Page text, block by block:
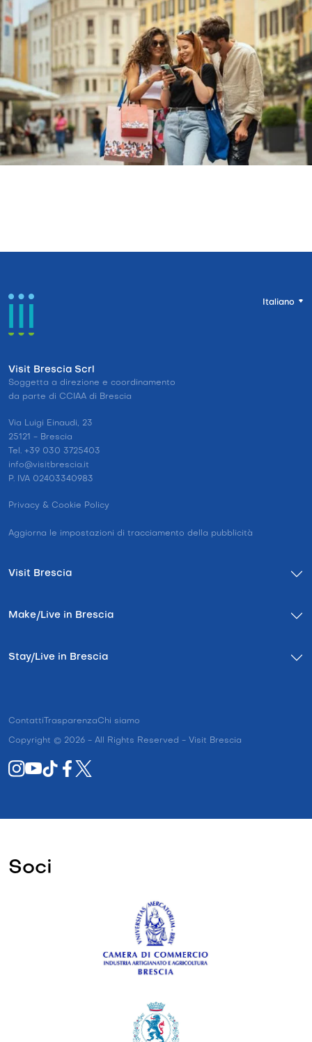
Italiano
Visit Brescia Scrl
Soggetta a direzione e coordinamento
da parte di CCIAA di Brescia
Via Luigi Einaudi, 23
25121 - Brescia
Tel. +39 030 3725403
info@visitbrescia.it
P. IVA 02403340983
Privacy & Cookie Policy
Aggiorna le impostazioni di tracciamento della pubblicità
Visit Brescia
Make/Live in Brescia
Stay/Live in Brescia
Contatti TrasparenzaChi siamo
Copyright © 2026 - All Rights Reserved - Visit Brescia
Soci